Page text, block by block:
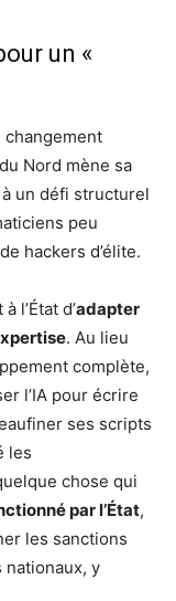
un «
Nord mène sa
un défi structurel
peu
hackers d’élite.
l’État d’adapter
. Au lieu
complète,
l’IA pour écrire
ses scripts
les
chose qui
par l’État,
les sanctions
y